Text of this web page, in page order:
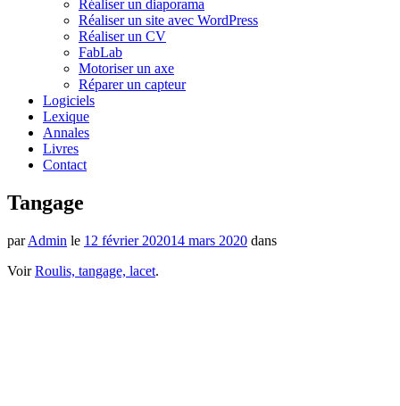
Réaliser un diaporama
Réaliser un site avec WordPress
Réaliser un CV
FabLab
Motoriser un axe
Réparer un capteur
Logiciels
Lexique
Annales
Livres
Contact
Tangage
parAdmin le 12 février 202014 mars 2020 dans
VoirRoulis, tangage, lacet.